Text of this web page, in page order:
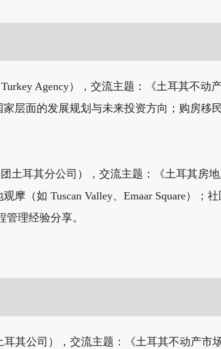
Agency），交流主题：《土耳其不动
层面的发展规划与未来投资方向；购房移
土耳其分公司），交流主题：《土耳其房地
（如 Tuscan Valley、Emaar Square）；
理经验分享。
其公司），交流主题：《土耳其不动产市